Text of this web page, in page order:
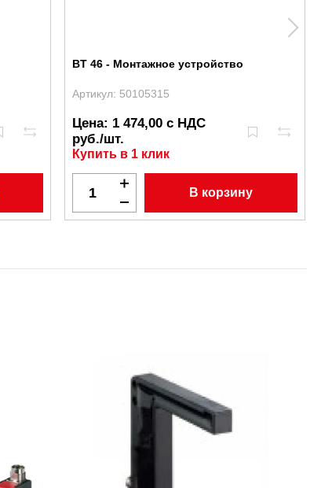
BT 46 - Монтажное устройство
Артикул: 50105315
Цена: 1 474,00 с НДС
руб./шт.
Купить в 1 клик
В корзину